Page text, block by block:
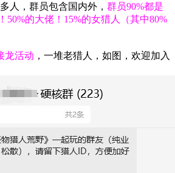
人，群员包含国内外， 群员90%都是
50%的大佬！15%的女猎人（其中80%
龙活动 ，一堆老猎人，如图，欢迎加入